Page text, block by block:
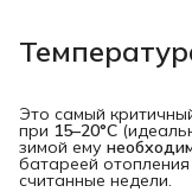
Это самый
при 15–20°C
зимой ему
батареей
считанные недели.